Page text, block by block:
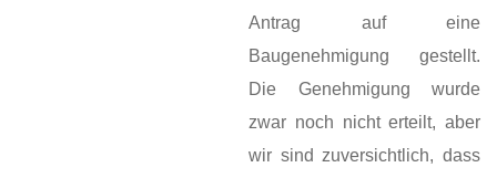
Antrag auf eine
Baugenehmigung gestellt.
Die Genehmigung wurde
zwar noch nicht erteilt, aber
wir sind zuversichtlich, dass